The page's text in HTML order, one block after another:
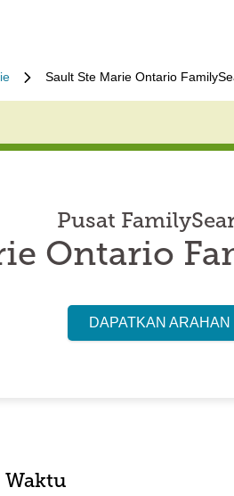
Sault Ste Marie Ontario
Pusat
Ontario
DAPATKAN ARAHAN
Waktu